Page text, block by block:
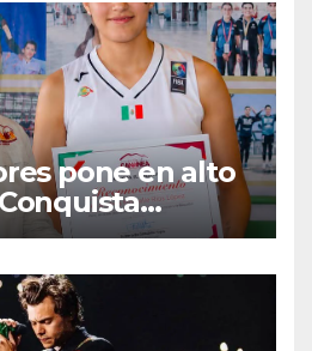
pone en alto
con la